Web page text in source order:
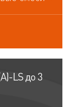
LS до 3